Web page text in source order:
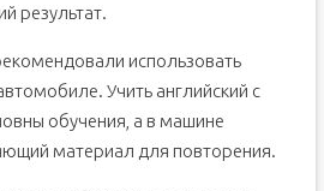
результат.
использовать
Учить английский с
обучения, а в машине
материал для повторения.